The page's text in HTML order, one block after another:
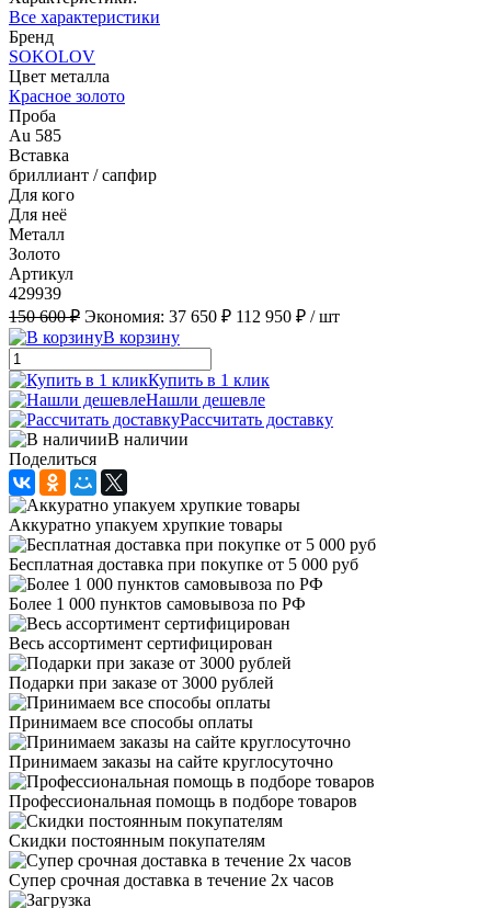
Все характеристики
Бренд
SOKOLOV
Цвет металла
Красное золото
Проба
Au 585
Вставка
бриллиант / сапфир
Для кого
Для неё
Металл
Золото
Артикул
429939
150 600 ₽ Экономия: 37 650 ₽ 112 950 ₽ / шт
В корзину
Купить в 1 клик
Нашли дешевле
Рассчитать доставку
В наличии
Поделиться
Аккуратно упакуем хрупкие товары
Бесплатная доставка при покупке от 5 000 руб
Более 1 000 пунктов самовывоза по РФ
Весь ассортимент сертифицирован
Подарки при заказе от 3000 рублей
Принимаем все способы оплаты
Принимаем заказы на сайте круглосуточно
Профессиональная помощь в подборе товаров
Скидки постоянным покупателям
Супер срочная доставка в течение 2х часов